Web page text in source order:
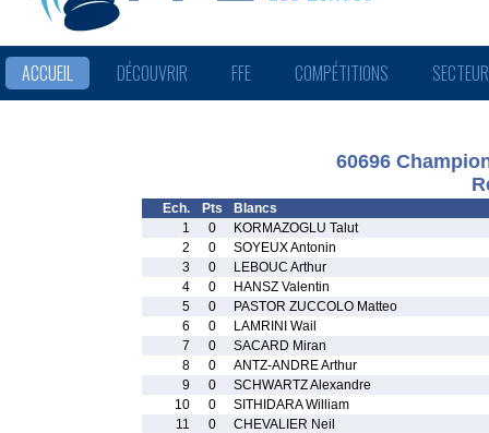
ACCUEIL DÉCOUVRIR FFE COMPÉTITIONS
60696
Ech. Pts
Blancs
1
0
KORMAZOGLU Talut
2
0
SOYEUX Antonin
3
0
LEBOUC Arthur
4
0
HANSZ Valentin
5
0
PASTOR ZUCCOLO Matteo
6
0
LAMRINI Wail
7
0
SACARD Miran
8
0
ANTZ-ANDRE Arthur
9
0
SCHWARTZ Alexandre
10
0
SITHIDARA William
11
0
CHEVALIER Neil